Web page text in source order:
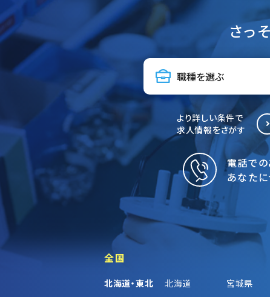
さっ
より詳しい条件で
求人情報をさがす
電話での
あなたに
全国
北海道・東北 北海道 宮城県